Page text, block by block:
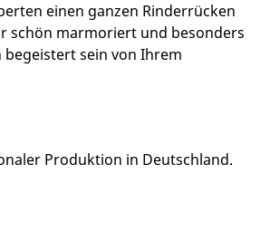
einen ganzen Rinderrücken
schön marmoriert und besonders
begeistert sein von Ihrem
Produktion in Deutschland.